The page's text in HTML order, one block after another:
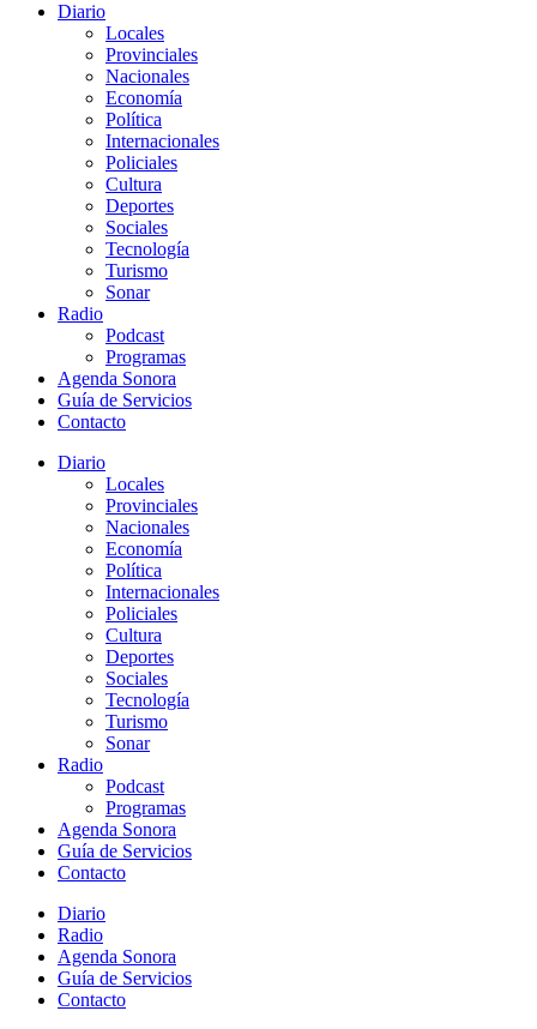
Diario
Locales
Provinciales
Nacionales
Economía
Política
Internacionales
Policiales
Cultura
Deportes
Sociales
Tecnología
Turismo
Sonar
Radio
Podcast
Programas
Agenda Sonora
Guía de Servicios
Contacto
Diario
Locales
Provinciales
Nacionales
Economía
Política
Internacionales
Policiales
Cultura
Deportes
Sociales
Tecnología
Turismo
Sonar
Radio
Podcast
Programas
Agenda Sonora
Guía de Servicios
Contacto
Diario
Radio
Agenda Sonora
Guía de Servicios
Contacto